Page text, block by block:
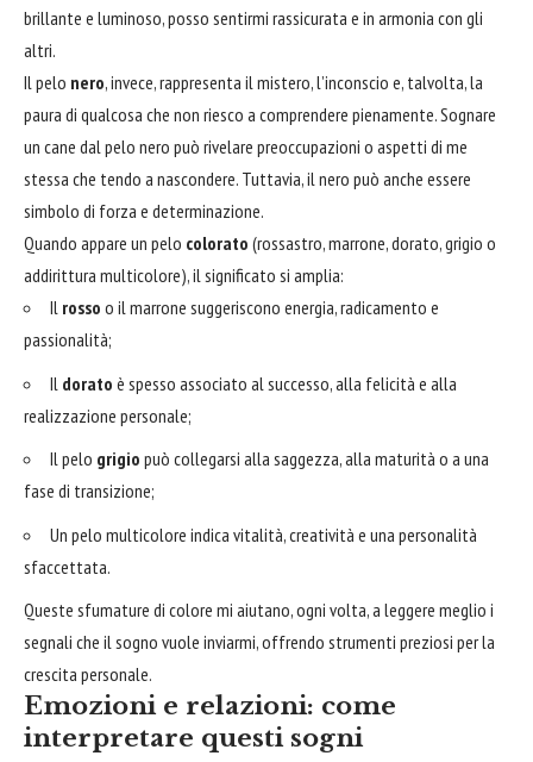
brillante e luminoso, posso sentirmi rassicurata e in armonia con gli
altri.
Il pelo nero, invece, rappresenta il mistero, l’inconscio e, talvolta, la
paura di qualcosa che non riesco a comprendere pienamente. Sognare
un cane dal pelo nero può rivelare preoccupazioni o aspetti di me
stessa che tendo a nascondere. Tuttavia, il nero può anche essere
simbolo di forza e determinazione.
Quando appare un pelo colorato (rossastro, marrone, dorato, grigio o
addirittura multicolore), il significato si amplia:
Il rosso o il marrone suggeriscono energia, radicamento e
passionalità;
Il dorato è spesso associato al successo, alla felicità e alla
realizzazione personale;
Il pelo grigio può collegarsi alla saggezza, alla maturità o a una
fase di transizione;
Un pelo multicolore indica vitalità, creatività e una personalità
sfaccettata.
Queste sfumature di colore mi aiutano, ogni volta, a leggere meglio i
segnali che il sogno vuole inviarmi, offrendo strumenti preziosi per la
crescita personale.
Emozioni e relazioni: come
interpretare questi sogni